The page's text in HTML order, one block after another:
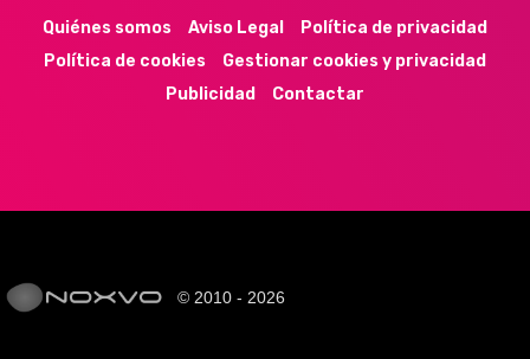
Quiénes somos Aviso Legal
Política de privacidad
Política de cookies
Gestionar cookies y privacidad
Publicidad
Contactar
© 2010 - 2026